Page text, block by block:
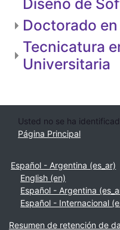
Doctorado
Tecnicatura
Universitaria
Usted no se ha
Página Principal
Español - Argentina ‎(es_ar)‎
English ‎(en)‎
Español - Argentina
Español - Internacional
Resumen de retención de